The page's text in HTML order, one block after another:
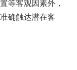
等客观因素外，
确触达潜在客